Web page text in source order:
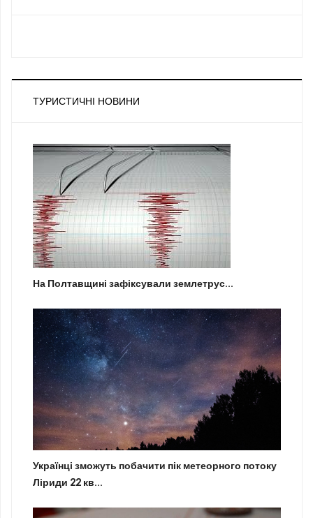
ТУРИСТИЧНІ НОВИНИ
На Полтавщині зафіксували землетрус...
Українці зможуть побачити пік метеорного потоку
Ліриди 22 кв...